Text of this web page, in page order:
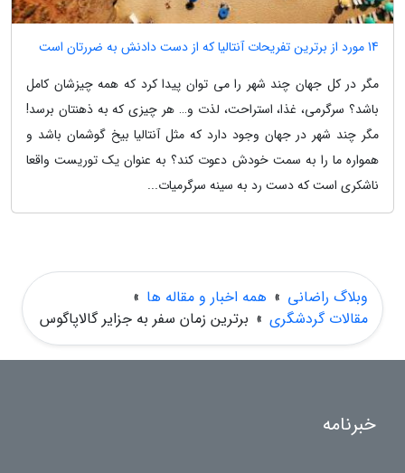
14 مورد از برترین تفریحات آنتالیا که از دست دادنش به ضررتان است
مگر در کل جهان چند شهر را می توان پیدا کرد که همه چیزشان کامل
باشد؟ سرگرمی، غذا، استراحت، لذت و… هر چیزی که به ذهنتان برسد!
مگر چند شهر در جهان وجود دارد که مثل آنتالیا بیخ گوشمان باشد و
همواره ما را به سمت خودش دعوت کند؟ به عنوان یک توریست واقعا
ناشکری است که دست رد به سینه سرگرمیات...
وبلاگ راضانی » همه اخبار و مقاله ها »
مقالات گردشگری » برترین زمان سفر به جزایر گالاپاگوس
خبرنامه